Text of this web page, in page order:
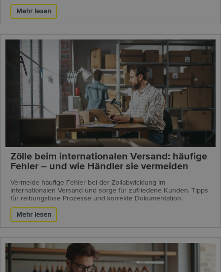
Mehr lesen
Zölle beim internationalen Versand: häufige
Fehler – und wie Händler sie vermeiden
Vermeide häufige Fehler bei der Zollabwicklung im
internationalen Versand und sorge für zufriedene Kunden. Tipps
für reibungslose Prozesse und korrekte Dokumentation.
Mehr lesen